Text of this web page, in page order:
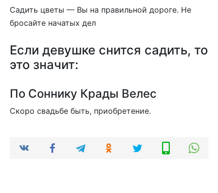
Садить цветы — Вы на правильной дороге. Не
бросайте начатых дел
Если девушке снится садить, то
это значит:
По Соннику Крады Велес
Скоро свадьбе быть, приобретение.